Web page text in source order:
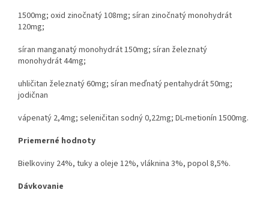
1500mg; oxid zinočnatý 108mg; síran zinočnatý monohydrát
120mg;
síran manganatý monohydrát 150mg; síran železnatý
monohydrát 44mg;
uhličitan železnatý 60mg; síran meďnatý pentahydrát 50mg;
jodičnan
vápenatý 2,4mg; seleničitan sodný 0,22mg; DL-metionín 1500mg.
Priemerné hodnoty
Bielkoviny 24%, tuky a oleje 12%, vláknina 3%, popol 8,5%.
Dávkovanie